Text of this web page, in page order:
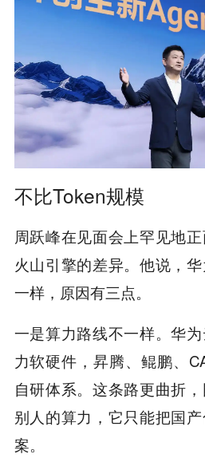
不比Token规模
周跃峰在见面会上罕见地正
火山引擎的差异。他说，
一样，原因有三点。
一是算力路线不一样。华
力软硬件，昇腾、鲲鹏、
自研体系。这条路更曲折
别人的算力，它只能把国
案。